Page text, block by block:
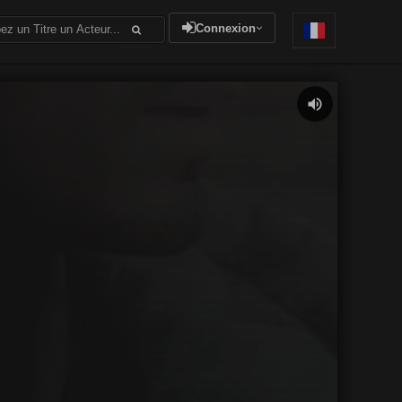
Connexion